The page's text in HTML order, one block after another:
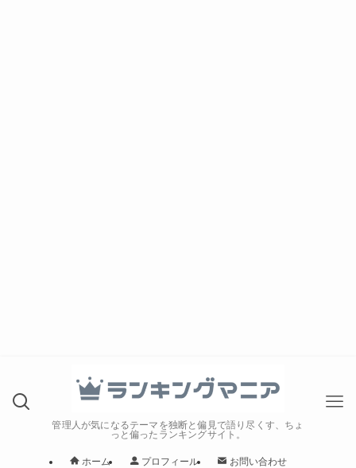
管理人が気になるテーマを独断と偏見で語り尽くす、ちょ
っと偏ったランキングサイト。
ホーム プロフィール お問い合わせ